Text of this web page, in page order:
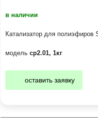
в наличии
Катализатор для полиэфиров
модель cp2.01, 1кг
оставить заявку